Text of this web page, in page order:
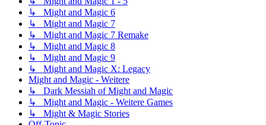
↳ Might and Magic 6
↳ Might and Magic 7
↳ Might and Magic 7 Remake
↳ Might and Magic 8
↳ Might and Magic 9
↳ Might and Magic X: Legacy
Might and Magic - Weitere
↳ Dark Messiah of Might and Magic
↳ Might and Magic - Weitere Games
↳ Might & Magic Stories